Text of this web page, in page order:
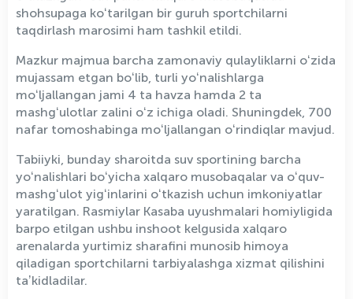
shohsupaga koʻtarilgan bir guruh sportchilarni
taqdirlash marosimi ham tashkil etildi.
Mazkur majmua barcha zamonaviy qulayliklarni oʻzida
mujassam etgan boʻlib, turli yoʻnalishlarga
moʻljallangan jami 4 ta havza hamda 2 ta
mashgʻulotlar zalini oʻz ichiga oladi. Shuningdek, 700
nafar tomoshabinga moʻljallangan oʻrindiqlar mavjud.
Tabiiyki, bunday sharoitda suv sportining barcha
yoʻnalishlari boʻyicha xalqaro musobaqalar va oʻquv-
mashgʻulot yigʻinlarini oʻtkazish uchun imkoniyatlar
yaratilgan. Rasmiylar Kasaba uyushmalari homiyligida
barpo etilgan ushbu inshoot kelgusida xalqaro
arenalarda yurtimiz sharafini munosib himoya
qiladigan sportchilarni tarbiyalashga xizmat qilishini
taʼkidladilar.